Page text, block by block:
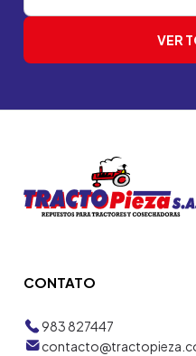
VER
CONTATO
983 827447